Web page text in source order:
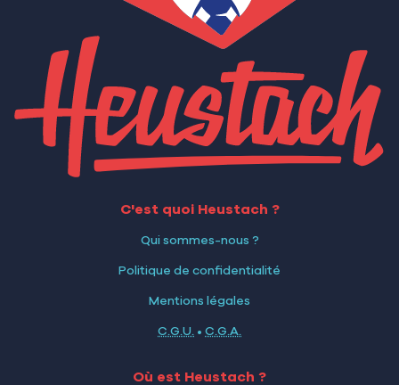
C'est quoi Heustach ?
Qui sommes-nous ?
Politique de confidentialité
Mentions légales
C.G.U. • C.G.A.
Où est Heustach ?